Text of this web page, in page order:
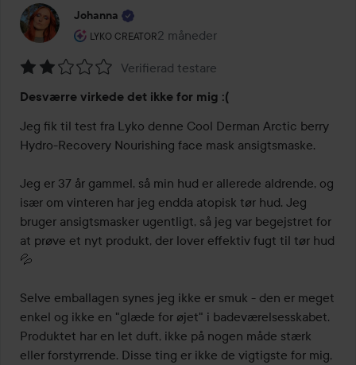
Johanna
LYKO CREATOR
Brugerens rolle: Lyko Creator.
2 måneder
Posten blev oprettet 2 måneder
2
ud
af
Verifierad testare
Desværre virkede det ikke for mig :(
Jeg fik til test fra Lyko denne Cool Derman Arctic berry
Hydro-Recovery Nourishing face mask ansigtsmaske.
Jeg er 37 år gammel, så min hud er allerede aldrende, og
især om vinteren har jeg endda atopisk tør hud. Jeg
bruger ansigtsmasker ugentligt, så jeg var begejstret for
at prøve et nyt produkt, der lover effektiv fugt til tør hud
💦
Selve emballagen synes jeg ikke er smuk - den er meget
enkel og ikke en "glæde for øjet" i badeværelsesskabet.
Produktet har en let duft, ikke på nogen måde stærk
eller forstyrrende. Disse ting er ikke de vigtigste for mig,